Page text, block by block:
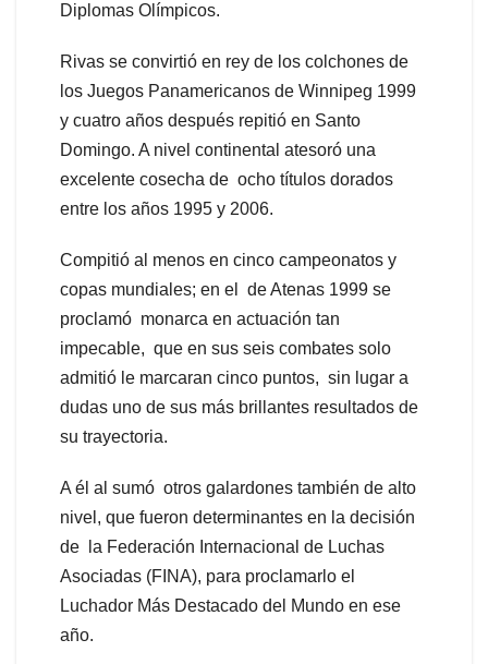
Diplomas Olímpicos.
Rivas se convirtió en rey de los colchones de
los Juegos Panamericanos de Winnipeg 1999
y cuatro años después repitió en Santo
Domingo. A nivel continental atesoró una
excelente cosecha de ocho títulos dorados
entre los años 1995 y 2006.
Compitió al menos en cinco campeonatos y
copas mundiales; en el de Atenas 1999 se
proclamó monarca en actuación tan
impecable, que en sus seis combates solo
admitió le marcaran cinco puntos, sin lugar a
dudas uno de sus más brillantes resultados de
su trayectoria.
A él al sumó otros galardones también de alto
nivel, que fueron determinantes en la decisión
de la Federación Internacional de Luchas
Asociadas (FINA), para proclamarlo el
Luchador Más Destacado del Mundo en ese
año.